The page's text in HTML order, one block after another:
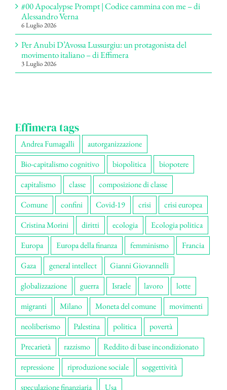
#00 Apocalypse Prompt | Codice cammina con me – di
Alessandro Verna
6 Luglio 2026
Per Anubi D’Avossa Lussurgiu: un protagonista del
movimento italiano – di Effimera
3 Luglio 2026
Effimera tags
Andrea Fumagalli
autorganizzazione
Bio-capitalismo cognitivo
biopolitica
biopotere
capitalismo
classe
composizione di classe
Comune
confini Covid-19 crisi
crisi europea
Cristina Morini
diritti ecologia
Ecologia politica
Europa
Europa della finanza femminismo
Francia
Gaza
general intellect
Gianni Giovannelli
globalizzazione
guerra Israele lavoro
lotte
migranti
Milano Moneta del comune
movimenti
neoliberismo
Palestina politica
povertà
Precarietà
razzismo
Reddito di base incondizionato
repressione
riproduzione sociale
soggettività
speculazione finanziaria
Usa